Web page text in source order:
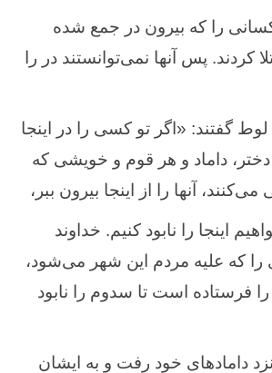
را كه ‌بیرون‌ در جمع‌ شده
كردند. پس‌ آنها نمی‌توانستند در را
‌لوط ‌گفتند: «اگر تو كسی را در اینجا
داماد و هر قوم‌ و خویشی كه‌
آنها را از اینجا بیرون‌ ببر،
‌اینجا را نابود كنیم‌. خداوند
را كه‌ علیه‌ مردم ‌این ‌شهر می‌شود،
فرستاده ‌است‌ تا سدوم‌ را نابود
دامادهای خود رفت ‌و به‌ ایشان‌